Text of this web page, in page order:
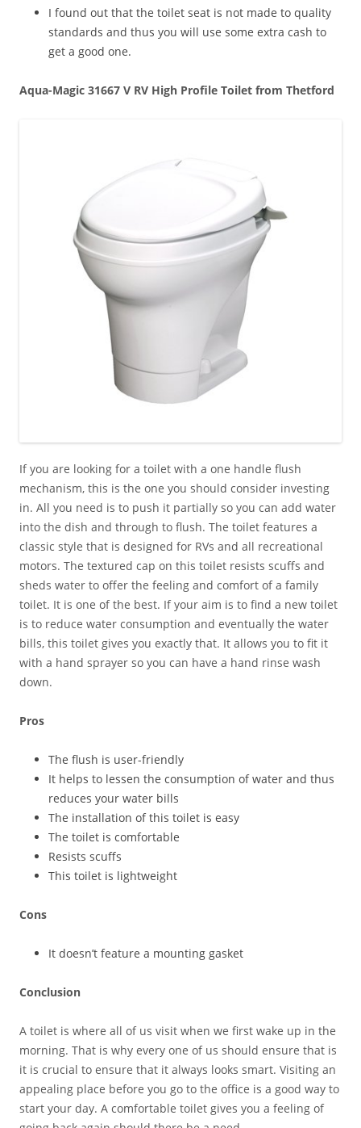
I found out that the toilet seat is not made to quality
standards and thus you will use some extra cash to
get a good one.
Aqua-Magic 31667 V RV High Profile Toilet from Thetford
If you are looking for a toilet with a one handle flush
mechanism, this is the one you should consider investing
in. All you need is to push it partially so you can add water
into the dish and through to flush. The toilet features a
classic style that is designed for RVs and all recreational
motors. The textured cap on this toilet resists scuffs and
sheds water to offer the feeling and comfort of a family
toilet. It is one of the best. If your aim is to find a new toilet
is to reduce water consumption and eventually the water
bills, this toilet gives you exactly that. It allows you to fit it
with a hand sprayer so you can have a hand rinse wash
down.
Pros
The flush is user-friendly
It helps to lessen the consumption of water and thus
reduces your water bills
The installation of this toilet is easy
The toilet is comfortable
Resists scuffs
This toilet is lightweight
Cons
It doesn’t feature a mounting gasket
Conclusion
A toilet is where all of us visit when we first wake up in the
morning. That is why every one of us should ensure that is
it is crucial to ensure that it always looks smart. Visiting an
appealing place before you go to the office is a good way to
start your day. A comfortable toilet gives you a feeling of